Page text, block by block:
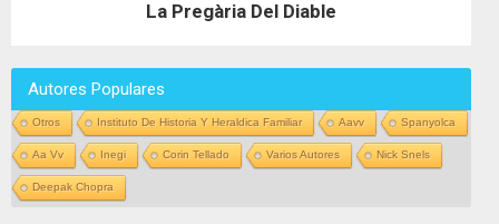
La Pregària Del Diable
Autores Populares
Otros Instituto De Historia Y Heraldica Familiar Aavv Spanyolca
Aa Vv Inegi Corin Tellado Varios Autores Nick Snels
Deepak Chopra